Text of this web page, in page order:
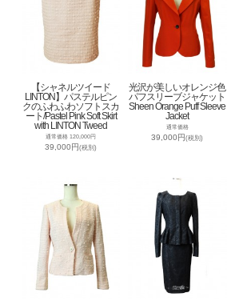
【シャネルツイード
LINTON】パステルピン
クのふわふわソフトスカ
ート/Pastel Pink Soft Skirt
with LINTON Tweed
通常価格 120,000円
39,000円(税別)
光沢が美しいオレンジ色
パフスリーブジャケット
Sheen Orange Puff Sleeve
Jacket
通常価格
39,000円(税別)